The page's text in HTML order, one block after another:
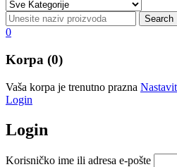
0
Korpa (0)
Vaša korpa je trenutno prazna
Login
Login
Korisničko ime ili adresa e-pošte